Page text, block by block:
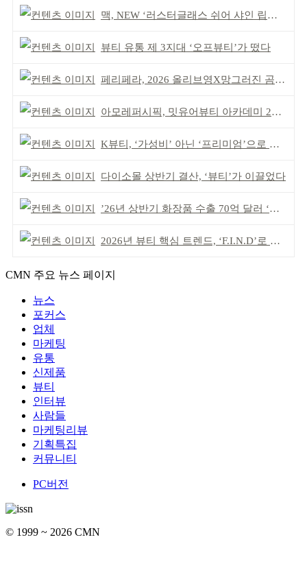
맥, NEW ‘러스터글래스 쉬어 샤인 립스틱’ 출시
뷰티 유통 제 3지대 ‘오프뷰티’가 떴다
페리페라, 2026 올리브영X망그러진 곰 콜라보
아모레퍼시픽, 밋유어뷰티 아카데미 2기 발대식
K뷰티, ‘가성비’ 아닌 ‘프리미엄’으로 승부걸어야
다이소몰 상반기 결산, ‘뷰티’가 이끌었다
’26년 상반기 화장품 수출 70억 달러 ‘역대 최고’
2026년 뷰티 핵심 트렌드, ‘F.I.N.D’로 읽는다
CMN 주요 뉴스 페이지
뉴스
포커스
업체
마케팅
유통
신제품
뷰티
인터뷰
사람들
마케팅리뷰
기획특집
커뮤니티
PC버전
© 1999 ~ 2026 CMN